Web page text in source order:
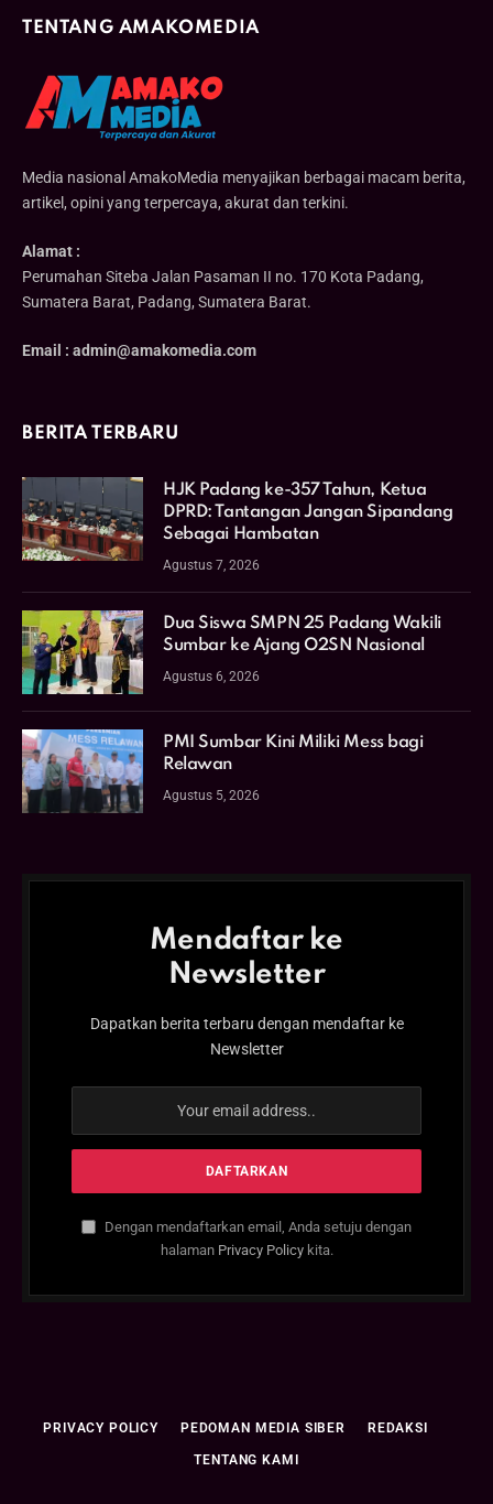
TENTANG AMAKOMEDIA
Media nasional AmakoMedia menyajikan berbagai macam berita,
artikel, opini yang terpercaya, akurat dan terkini.
Alamat :
Perumahan Siteba Jalan Pasaman II no. 170 Kota Padang,
Sumatera Barat, Padang, Sumatera Barat.
Email : admin@amakomedia.com
BERITA TERBARU
HJK Padang ke-357 Tahun, Ketua
DPRD: Tantangan Jangan Sipandang
Sebagai Hambatan
Agustus 7, 2026
Dua Siswa SMPN 25 Padang Wakili
Sumbar ke Ajang O2SN Nasional
Agustus 6, 2026
PMI Sumbar Kini Miliki Mess bagi
Relawan
Agustus 5, 2026
Mendaftar ke
Newsletter
Dapatkan berita terbaru dengan mendaftar ke
Newsletter
Dengan mendaftarkan email, Anda setuju dengan
halaman Privacy Policykita.
PRIVACY POLICY PEDOMAN MEDIA SIBER REDAKSI
TENTANG KAMI